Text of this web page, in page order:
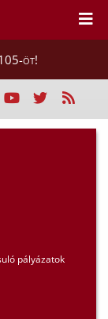
öt!
pályázatok